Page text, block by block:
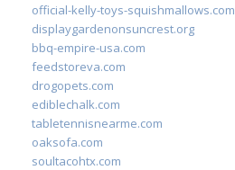
official-kelly-toys-squishmallows.com
displaygardenonsuncrest.org
bbq-empire-usa.com
feedstoreva.com
drogopets.com
ediblechalk.com
tabletennisnearme.com
oaksofa.com
soultacohtx.com